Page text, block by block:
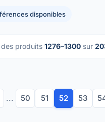
disponibles
produits 1276–1300 sur
... 50 51 52 53